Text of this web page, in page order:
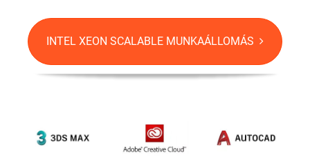
INTEL XEON SCALABLE MUNKAÁLLOMÁS